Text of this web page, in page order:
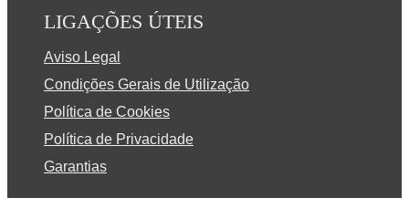
LIGAÇÕES ÚTEIS
Aviso Legal
Condições Gerais de Utilização
Política de Cookies
Política de Privacidade
Garantias